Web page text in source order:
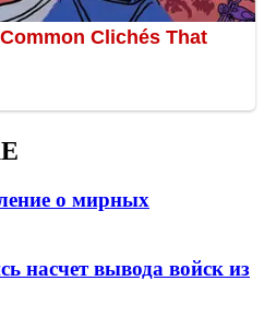
о мирных
насчет вывода войск из